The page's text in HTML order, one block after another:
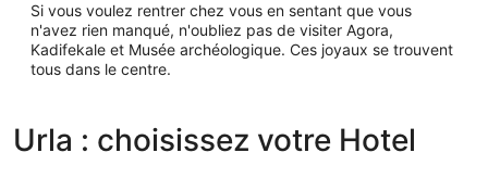
Si vous voulez rentrer chez vous en sentant que vous
n'avez rien manqué, n'oubliez pas de visiter Agora,
Kadifekale et Musée archéologique. Ces joyaux se trouvent
tous dans le centre.
Urla : choisissez votre Hotel